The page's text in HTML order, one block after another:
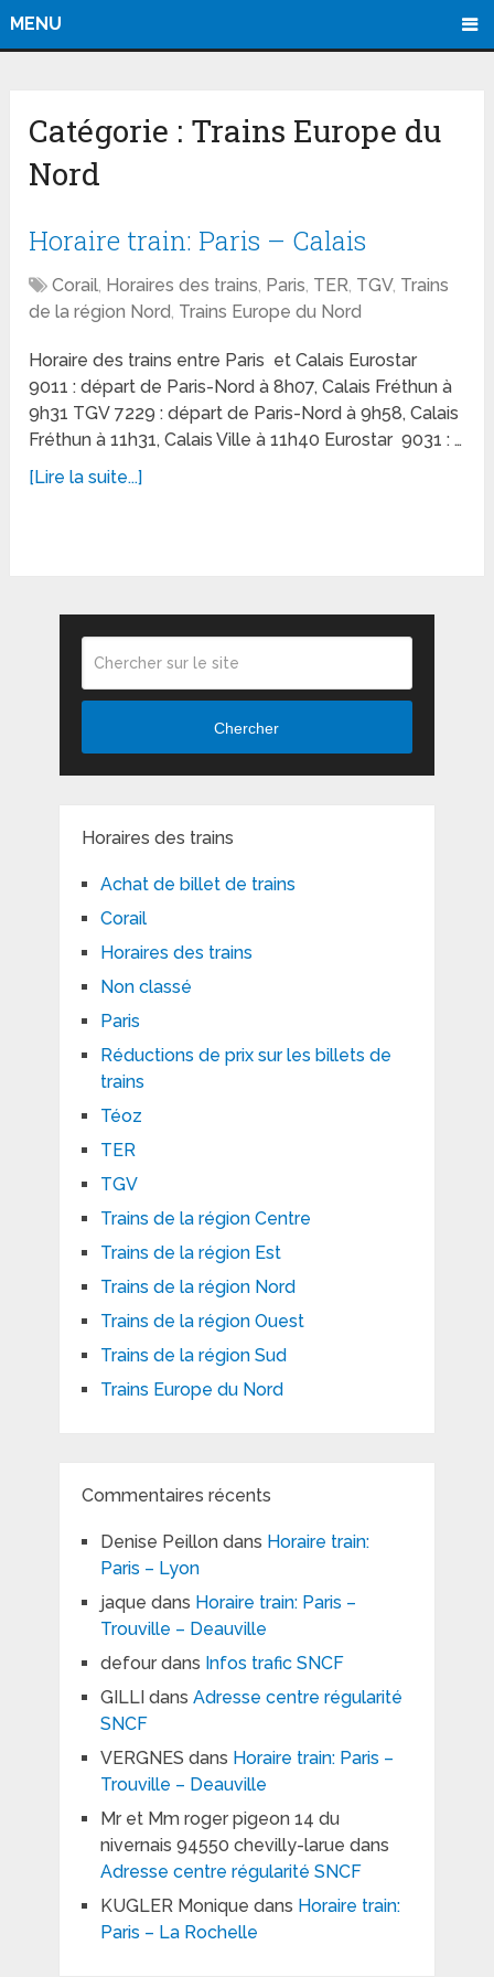
MENU
Catégorie : Trains Europe du
Nord
Horaire train: Paris – Calais
Corail, Horaires des trains, Paris, TER, TGV, Trains
de la région Nord, Trains Europe du Nord
Horaire des trains entre Paris et Calais Eurostar
9011 : départ de Paris-Nord à 8h07, Calais Fréthun à
9h31 TGV 7229 : départ de Paris-Nord à 9h58, Calais
Fréthun à 11h31, Calais Ville à 11h40 Eurostar 9031 : …
[Lire la suite...]
Chercher
Horaires des trains
Achat de billet de trains
Corail
Horaires des trains
Non classé
Paris
Réductions de prix sur les billets de
trains
Téoz
TER
TGV
Trains de la région Centre
Trains de la région Est
Trains de la région Nord
Trains de la région Ouest
Trains de la région Sud
Trains Europe du Nord
Commentaires récents
Denise Peillondans Horaire train:
Paris – Lyon
jaque dans Horaire train: Paris –
Trouville – Deauville
defourdans Infos trafic SNCF
GILLI dans Adresse centre régularité
SNCF
VERGNES dans Horaire train: Paris –
Trouville – Deauville
Mr et Mm roger pigeon 14 du
nivernais 94550 chevilly-larue dans
Adresse centre régularité SNCF
KUGLER Monique dans Horaire train:
Paris – La Rochelle